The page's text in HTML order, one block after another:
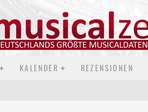
KALENDER REZENSIONEN